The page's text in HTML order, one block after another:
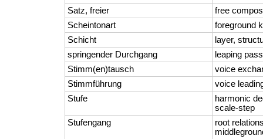
Satz, freier
free
Scheintonart
foreground
Schicht
layer,
springender Durchgang
leaping
Stimm(en)tausch
voice
Stimmführung
voice
Stufe
harmonic
scale-step
Stufengang
root